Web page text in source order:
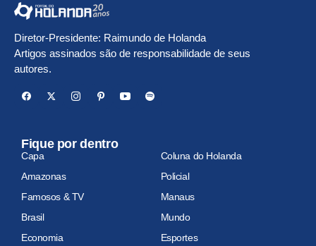
Diretor-Presidente: Raimundo de Holanda
Artigos assinados são de responsabilidade de seus
autores.
Fique por dentro
Capa
Coluna do Holanda
Amazonas
Policial
Famosos & TV
Manaus
Brasil
Mundo
Economia
Esportes